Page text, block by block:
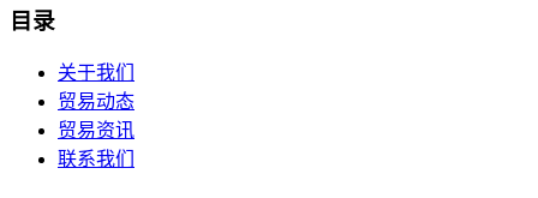
目录
关于我们
贸易动态
贸易资讯
联系我们